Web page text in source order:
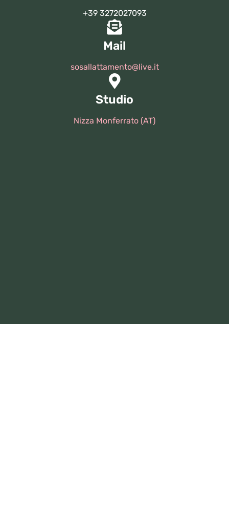
+39 3272027093
Mail
sosallattamento@live.it
Studio
Nizza Monferrato (AT)